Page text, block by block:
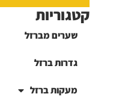
קטגוריות
שערים מברזל
גדרות ברזל
מעקות ברזל